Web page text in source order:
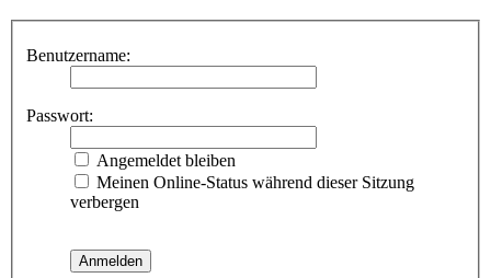
Benutzername:
Passwort:
Angemeldet bleiben
Meinen Online-Status während dieser Sitzung
verbergen